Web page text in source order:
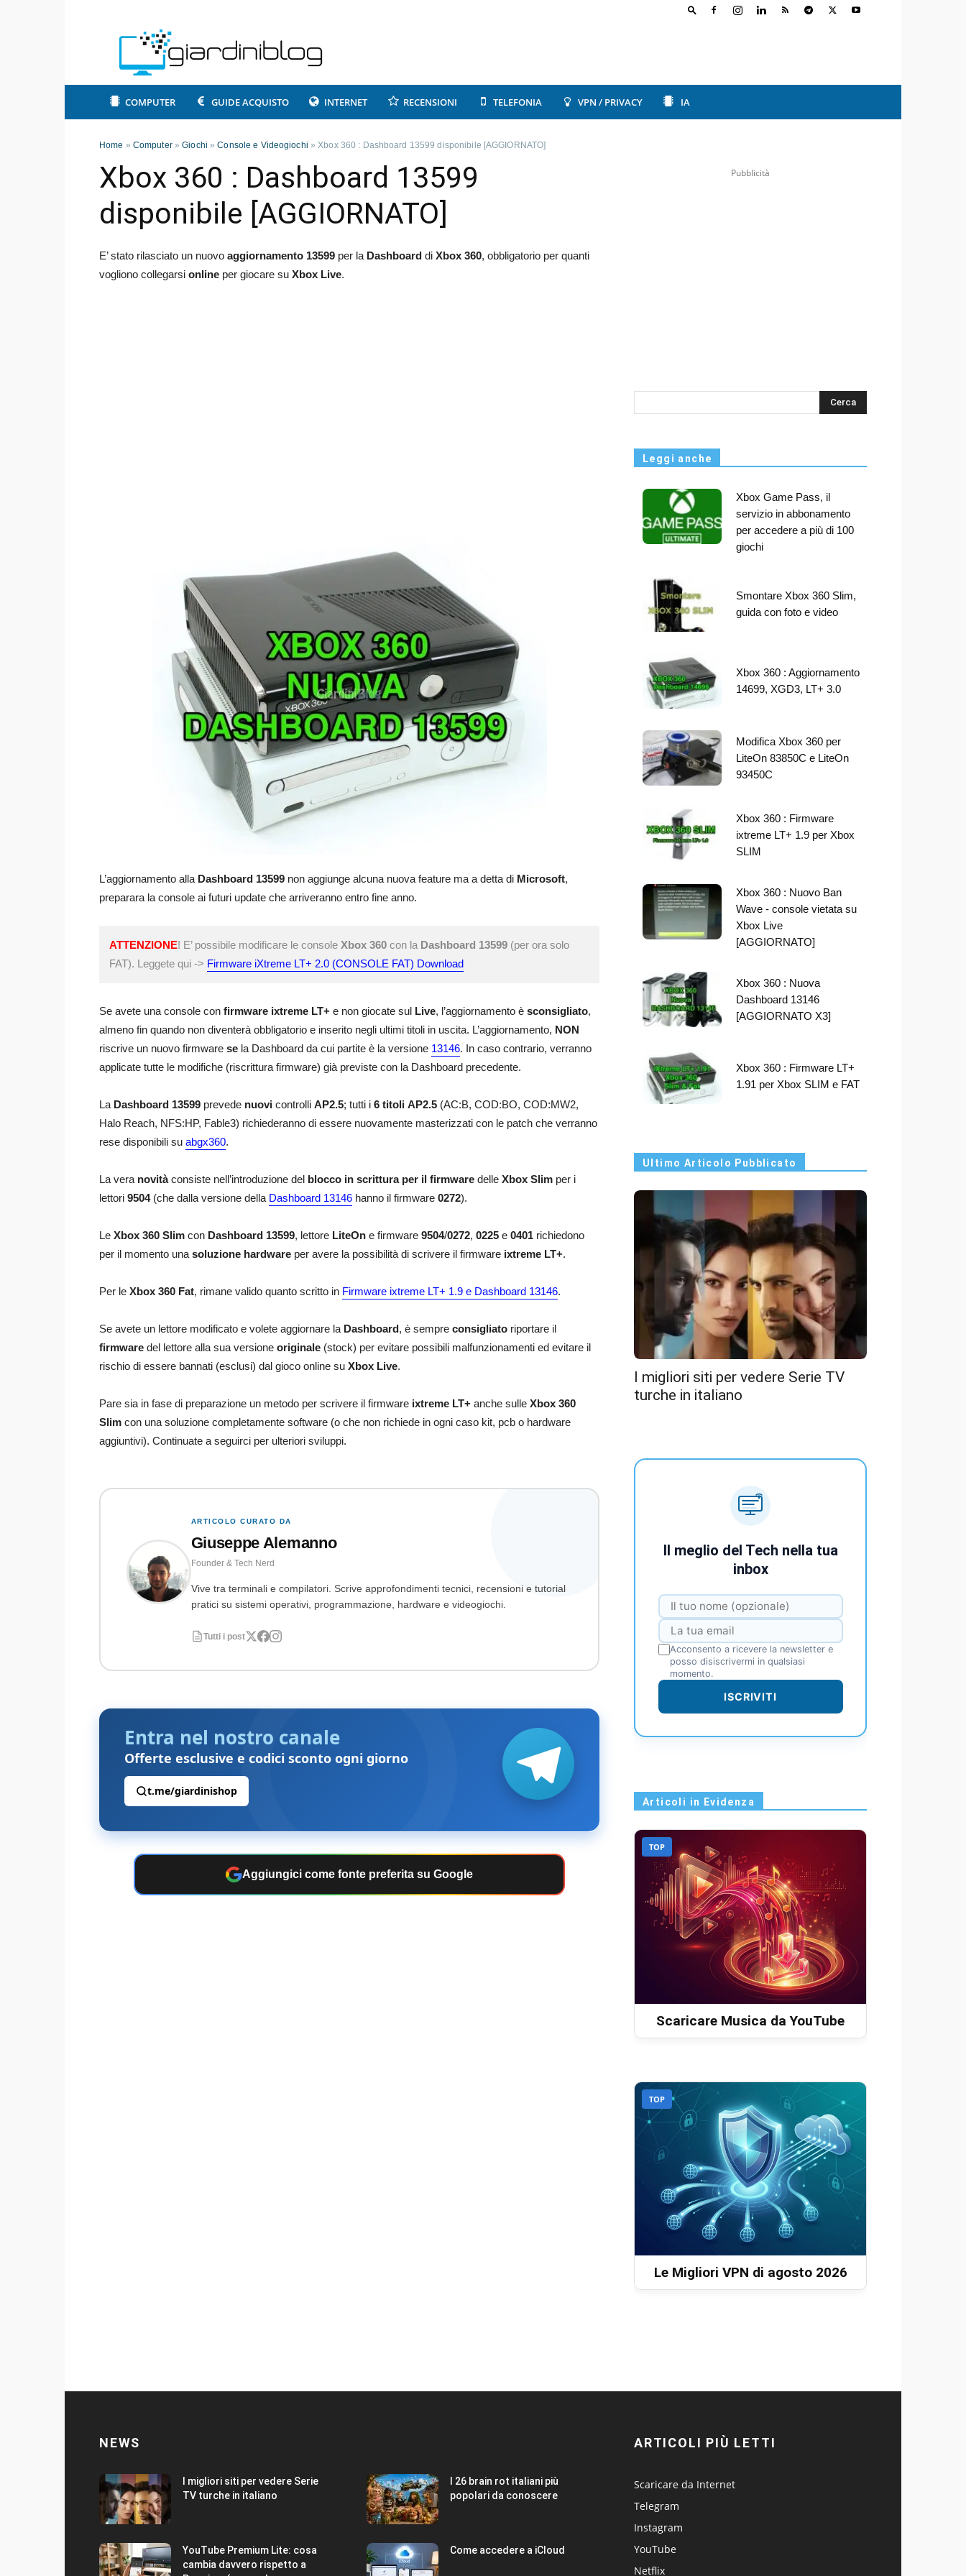
COMPUTER GUIDE ACQUISTO INTERNET RECENSIONI TELEFONIA VPN / PRIVACY IA
Home » Computer»Giochi »Console e Videogiochi »Xbox 360 : Dashboard 13599 disponibile [AGGIORNATO]
Xbox 360 : Dashboard 13599
disponibile [AGGIORNATO]
E’ stato rilasciato un nuovo aggiornamento 13599 per la Dashboard di Xbox 360, obbligatorio per quanti
vogliono collegarsi online per giocare su Xbox Live.
L’aggiornamento alla Dashboard 13599 non aggiunge alcuna nuova feature ma a detta di Microsoft,
preparara la console ai futuri update che arriveranno entro fine anno.
ATTENZIONE! E’ possibile modificare le console Xbox 360 con la Dashboard 13599 (per ora solo
FAT). Leggete qui -> Firmware iXtreme LT+ 2.0 (CONSOLE FAT) Download
Se avete una console con firmware ixtreme LT+ e non giocate sul Live, l’aggiornamento è sconsigliato,
almeno fin quando non diventerà obbligatorio e inserito negli ultimi titoli in uscita. L’aggiornamento, NON
riscrive un nuovo firmware se la Dashboard da cui partite è la versione 13146. In caso contrario, verranno
applicate tutte le modifiche (riscrittura firmware) già previste con la Dashboard precedente.
La Dashboard 13599 prevede nuovi controlli AP2.5; tutti i 6 titoli AP2.5 (AC:B, COD:BO, COD:MW2,
Halo Reach, NFS:HP, Fable3) richiederanno di essere nuovamente masterizzati con le patch che verranno
rese disponibili su abgx360.
La vera novitàconsiste nell’introduzione del blocco in scrittura per il firmware delle Xbox Slim per i
lettori 9504(che dalla versione della Dashboard 13146 hanno il firmware 0272).
Le Xbox 360 Slim con Dashboard 13599, lettore LiteOn e firmware 9504/0272, 0225 e 0401 richiedono
per il momento una soluzione hardware per avere la possibilità di scrivere il firmware ixtreme LT+.
Per le Xbox 360 Fat, rimane valido quanto scritto in Firmware ixtreme LT+ 1.9 e Dashboard 13146.
Se avete un lettore modificato e volete aggiornare la Dashboard, è sempre consigliato riportare il
firmware del lettore alla sua versione originale (stock) per evitare possibili malfunzionamenti ed evitare il
rischio di essere bannati (esclusi) dal gioco online su Xbox Live.
Pare sia in fase di preparazione un metodo per scrivere il firmware ixtreme LT+ anche sulle Xbox 360
Slim con una soluzione completamente software (o che non richiede in ogni caso kit, pcb o hardware
aggiuntivi). Continuate a seguirci per ulteriori sviluppi.
ARTICOLO CURATO DA
Giuseppe Alemanno
Founder & Tech Nerd
Vive tra terminali e compilatori. Scrive approfondimenti tecnici, recensioni e tutorial
pratici su sistemi operativi, programmazione, hardware e videogiochi.
Tutti i post
Entra nel nostro canale
Offerte esclusive e codici sconto ogni giorno
t.me/giardinishop
Aggiungici come fonte preferita su Google
Pubblicità
s
Leggi anche
Xbox Game Pass, il
servizio in abbonamento
per accedere a più di 100
giochi
Smontare Xbox 360 Slim,
guida con foto e video
Xbox 360 : Aggiornamento
14699, XGD3, LT+ 3.0
Modifica Xbox 360 per
LiteOn 83850C e LiteOn
93450C
Xbox 360 : Firmware
ixtreme LT+ 1.9 per Xbox
SLIM
Xbox 360 : Nuovo Ban
Wave - console vietata su
Xbox Live
[AGGIORNATO]
Xbox 360 : Nuova
Dashboard 13146
[AGGIORNATO X3]
Xbox 360 : Firmware LT+
1.91 per Xbox SLIM e FAT
Ultimo Articolo Pubblicato
I migliori siti per vedere Serie TV
turche in italiano
Il meglio del Tech nella tua
inbox
Acconsento a ricevere la newsletter e
posso disiscrivermi in qualsiasi
momento.
ISCRIVITI
Articoli in Evidenza
TOP
Scaricare Musica da YouTube
TOP
Le Migliori VPN di agosto 2026
NEWS
I migliori siti per vedere Serie
TV turche in italiano
I 26 brain rot italiani più
popolari da conoscere
YouTube Premium Lite: cosa
cambia davvero rispetto a
Come accedere a iCloud
ARTICOLI PIÙ LETTI
Scaricare da Internet
Telegram
Instagram
YouTube
Netflix